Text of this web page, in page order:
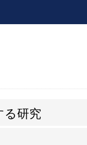
る研究